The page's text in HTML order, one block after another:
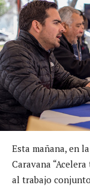
Esta mañana, en
Caravana
al trabajo